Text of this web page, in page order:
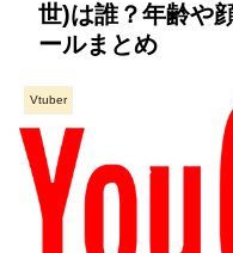
世)は誰？年齢や
ールまとめ
Vtuber